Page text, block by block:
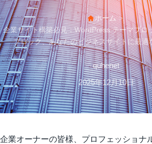
ホーム >
企業サイト構築必見：WordPress テーマブロ
ブロック、あなたのビジネスサイトに最適
quhenet
2025年12月10日
企業オーナーの皆様、プロフェッショナ